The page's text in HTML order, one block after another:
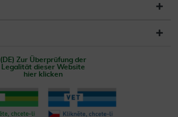
(DE) Zur Überprüfung der
Legalität dieser Website
hier klicken